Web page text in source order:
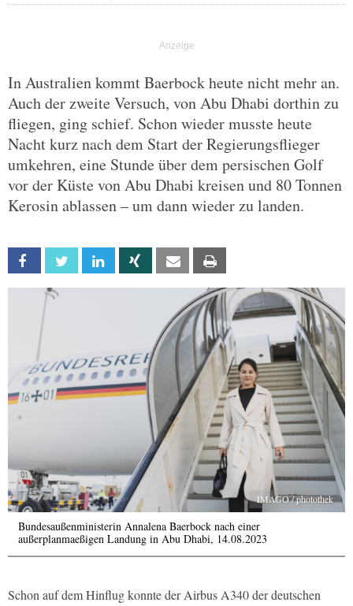
In Australien kommt Baerbock heute nicht mehr an.
Auch der zweite Versuch, von Abu Dhabi dorthin zu
fliegen, ging schief. Schon wieder musste heute
Nacht kurz nach dem Start der Regierungsflieger
umkehren, eine Stunde über dem persischen Golf
vor der Küste von Abu Dhabi kreisen und 80 Tonnen
Kerosin ablassen – um dann wieder zu landen.
Facebook Twitter Linkedin Xing Email
IMAGO / photothek
Bundesaußenministerin Annalena Baerbock nach einer
außerplanmaeßigen Landung in Abu Dhabi, 14.08.2023
Schon auf dem Hinflug konnte der Airbus A340 der deutschen